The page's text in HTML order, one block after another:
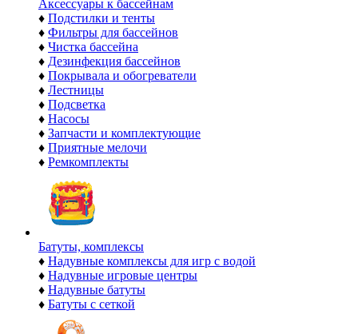
Аксессуары к бассейнам
♦ Подстилки и тенты
♦ Фильтры для бассейнов
♦ Чистка бассейна
♦ Дезинфекция бассейнов
♦ Покрывала и обогреватели
♦ Лестницы
♦ Подсветка
♦ Насосы
♦ Запчасти и комплектующие
♦ Приятные мелочи
♦ Ремкомплекты
Батуты, комплексы
♦ Надувные комплексы для игр с водой
♦ Надувные игровые центры
♦ Надувные батуты
♦ Батуты с сеткой